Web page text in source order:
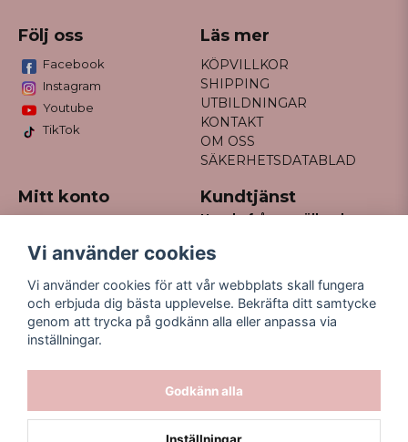
Följ oss
Facebook
Instagram
Youtube
TikTok
Läs mer
KÖPVILLKOR
SHIPPING
UTBILDNINGAR
KONTAKT
OM OSS
SÄKERHETSDATABLAD
Mitt konto
Registrera dig
Glömt lösenord?
Kundtjänst
Har du frågor gällande
kontakt@missfancy.se
Vi använder cookies
Vi använder cookies för att vår webbplats skall fungera
och erbjuda dig bästa upplevelse. Bekräfta ditt samtycke
genom att trycka på godkänn alla eller anpassa via
inställningar.
Godkänn alla